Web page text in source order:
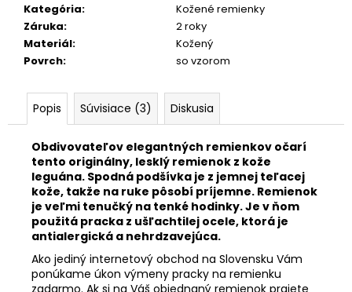
Kategória:
Kožené remienky
Záruka:
2 roky
Materiál:
Kožený
Povrch: so vzorom
Popis Súvisiace (3) Diskusia
Obdivovateľov elegantných remienkov očarí
tento originálny, lesklý remienok z kože
leguána. Spodná podšívka je z jemnej teľacej
kože, takže na ruke pôsobí príjemne. Remienok
je veľmi tenučký na tenké hodinky. Je v ňom
použitá pracka z ušľachtilej ocele, ktorá je
antialergická a nehrdzavejúca.
Ako jediný internetový obchod na Slovensku Vám
ponúkame úkon výmeny pracky na remienku
zadarmo. Ak si na Váš objednaný remienok prajete
KOŽENÝ
ČIERNY
REMIENOK
€25,90